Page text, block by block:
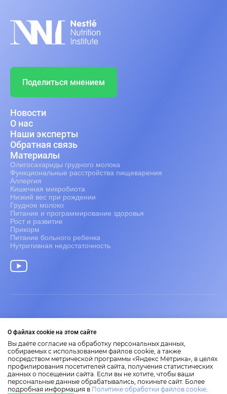
О файлах cookie на этом сайте
Вы даёте согласие на обработку персональных данных,
собираемых с использованием файлов cookie, а также
посредством метрической программы «Яндекс Метрика», в целях
профилирования посетителей сайта, получения статистических
данных о посещении сайта. Если вы не хотите, чтобы ваши
персональные данные обрабатывались, покиньте сайт. Более
подробная информация в Политике обработки файлов cookie
Поделиться мнением
Новости
О нас
Наши эксперты
Обратная связь
Материалы
Олигосахариды грудного молока
Функциональные расстройства пищеварения
Аллергия
Кишечная микробиота
Низкий вес при рождении
Грудное молоко
Питание и программирование здоровья
Рост и развитие
Прикорм
Питание больного ребенка
Нутритивная недостаточность
2026 Nestlé Nutrition Institute
Представленные на сайте материалы носят научно-
образовательный характер.
Размещенная на сайте информация не является заменой
медицинской консультации.
Правила пользования сайтом
Политика по обработке данных